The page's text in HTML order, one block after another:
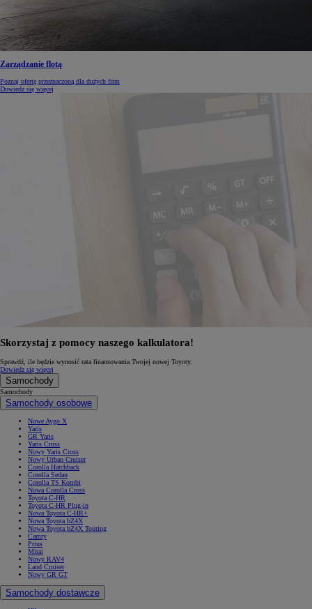
Zarządzanie flotą
Poznaj ofertę przeznaczoną dla dużych firm
Dowiedz się więcej
Skorzystaj z pomocy naszego kalkulatora!
Sprawdź, ile będzie wynosić rata finansowania Twojej nowej Toyoty.
Dowiedz się więcej
Samochody
Samochody
Samochody osobowe
Nowe Aygo X
Yaris
GR Yaris
Yaris Cross
Nowy Yaris Cross
Nowy Urban Cruiser
Corolla Hatchback
Corolla Sedan
Corolla TS Kombi
Nowa Corolla Cross
Toyota C-HR
Toyota C-HR Plug-in
Nowa Toyota C-HR+
Nowa Toyota bZ4X
Nowa Toyota bZ4X Touring
Camry
Prius
Mirai
Nowy RAV4
Land Cruiser
Nowy GR GT
Samochody dostawcze